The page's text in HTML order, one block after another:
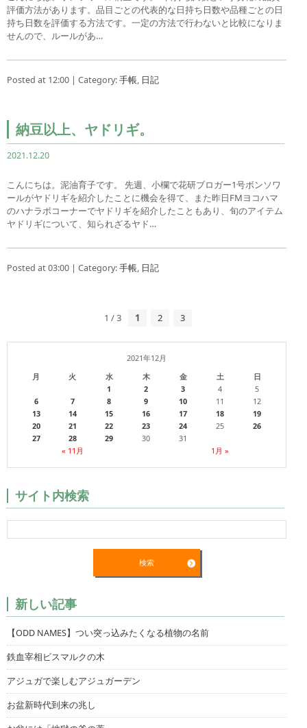
評価方法があります。品目ごとの代表的な日持ち日数や品種ごとの日
持ち日数を評価する方法です。一定の方法で行わないと比較になりま
せんので、ルールがあ…
Posted at 12:00 | Category:手帳, 日記
納豆以上、ヤドリギ。
2021.12.20
こんにちは。泥油育子です。 先週、小欄で花研ブロガー1号ボンソワ
ールがヤドリギを紹介したことに機会を得て、また昨日FMヨコハマ
のハナラボコーナーでヤドリギを紹介したこともあり、旬のアイテム
ヤドリギについて、知られざるヤド…
Posted at 03:00 | Category:手帳, 日記
1 / 3 1 2 3
2021年12月
月
火 水 木 金 土 日
« 11月 1月 »
1 2 3 4
5
6
7 8 9 10 11
12
13
14 15 16 17 18
19
20
21 22 23 24 25
26
27
28 29 30 31
サイト内検索
新しい記事
【ODD NAMES】つい突っ込みたくなる植物の名前
鉄血宰相ビスマルクの木
アジュガで楽しむアジュガーデン
お盆新時代到来の兆し